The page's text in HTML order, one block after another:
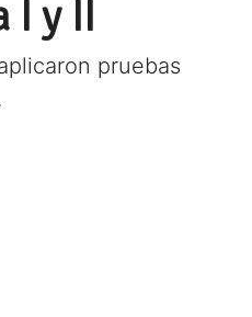
I y II
pruebas